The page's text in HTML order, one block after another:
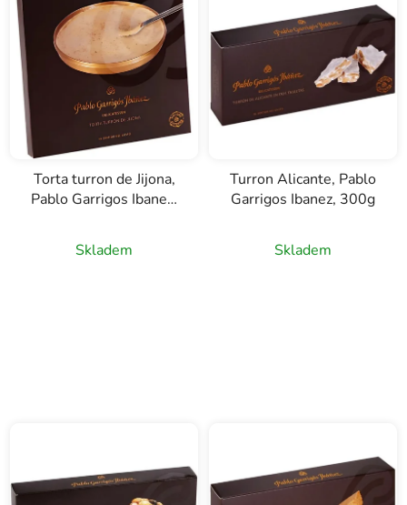
Torta turron de Jijona,
Pablo Garrigos Ibanes,
Skladem
Turron Alicante, Pablo
Garrigos Ibanez, 300g
Skladem